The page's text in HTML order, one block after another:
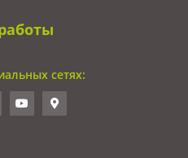
сетях: